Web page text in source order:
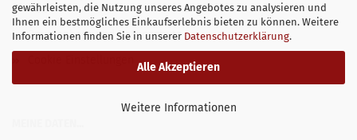
gewährleisten, die Nutzung unseres Angebotes zu analysieren und
Ihnen ein bestmögliches Einkaufserlebnis bieten zu können. Weitere
Informationen finden Sie in unserer Datenschutzerklärung.
Alle Akzeptieren
Weitere Informationen
AGB
Privatsphäre und Datenschutz